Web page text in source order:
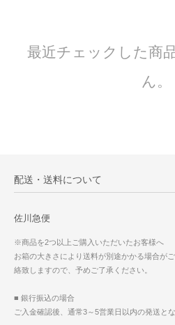
最近チェックした商
ん。
配送・送料について
佐川急便
※商品を2つ以上ご購入いただいたお客様へ
お箱の大きさにより送料が別途かかる場合が
絡致しますので、予めご了承ください。
■ 銀行振込の場合
ご入金確認後、通常3～5営業日以内の発送とな